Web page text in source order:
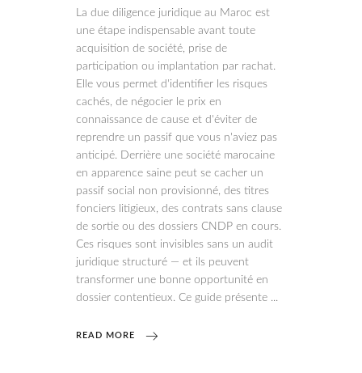
La due diligence juridique au Maroc est
une étape indispensable avant toute
acquisition de société, prise de
participation ou implantation par rachat.
Elle vous permet d'identifier les risques
cachés, de négocier le prix en
connaissance de cause et d'éviter de
reprendre un passif que vous n'aviez pas
anticipé. Derrière une société marocaine
en apparence saine peut se cacher un
passif social non provisionné, des titres
fonciers litigieux, des contrats sans clause
de sortie ou des dossiers CNDP en cours.
Ces risques sont invisibles sans un audit
juridique structuré — et ils peuvent
transformer une bonne opportunité en
dossier contentieux. Ce guide présente
READ MORE